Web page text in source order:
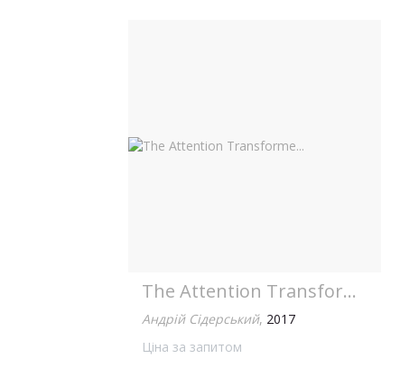
The Attention Transforme...
Андрій Сідерський, 2017
Ціна за запитом